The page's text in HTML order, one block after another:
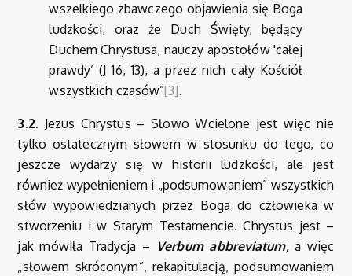
wszelkiego zbawczego objawienia się Boga
ludzkości, oraz że Duch Święty, będący
Duchem Chrystusa, nauczy apostołów 'całej
prawdy’ (J 16, 13), a przez nich cały Kościół
wszystkich czasów”[3].
3.2. Jezus Chrystus – Słowo Wcielone jest więc nie
tylko ostatecznym słowem w stosunku do tego, co
jeszcze wydarzy się w historii ludzkości, ale jest
również wypełnieniem i „podsumowaniem” wszystkich
słów wypowiedzianych przez Boga do człowieka w
stworzeniu i w Starym Testamencie. Chrystus jest –
jak mówiła Tradycja – Verbum abbreviatum,a więc
„słowem skróconym”, rekapitulacją, podsumowaniem